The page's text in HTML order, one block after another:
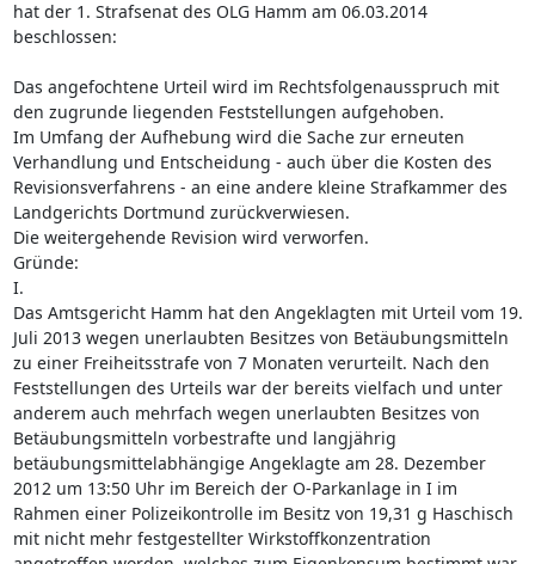
hat der 1. Strafsenat des OLG Hamm am 06.03.2014
beschlossen:
Das angefochtene Urteil wird im Rechtsfolgenausspruch mit
den zugrunde liegenden Feststellungen aufgehoben.
Im Umfang der Aufhebung wird die Sache zur erneuten
Verhandlung und Entscheidung - auch über die Kosten des
Revisionsverfahrens - an eine andere kleine Strafkammer des
Landgerichts Dortmund zurückverwiesen.
Die weitergehende Revision wird verworfen.
Gründe:
I.
Das Amtsgericht Hamm hat den Angeklagten mit Urteil vom 19.
Juli 2013 wegen unerlaubten Besitzes von Betäubungsmitteln
zu einer Freiheitsstrafe von 7 Monaten verurteilt. Nach den
Feststellungen des Urteils war der bereits vielfach und unter
anderem auch mehrfach wegen unerlaubten Besitzes von
Betäubungsmitteln vorbestrafte und langjährig
betäubungsmittelabhängige Angeklagte am 28. Dezember
2012 um 13:50 Uhr im Bereich der O-Parkanlage in I im
Rahmen einer Polizeikontrolle im Besitz von 19,31 g Haschisch
mit nicht mehr festgestellter Wirkstoffkonzentration